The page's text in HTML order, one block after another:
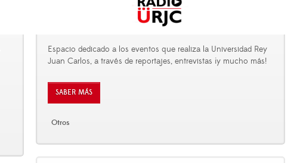
Espacio dedicado a los eventos que realiza la Universidad Rey
Juan Carlos, a través de reportajes, entrevistas ¡y mucho más!
SABER MÁS
Otros